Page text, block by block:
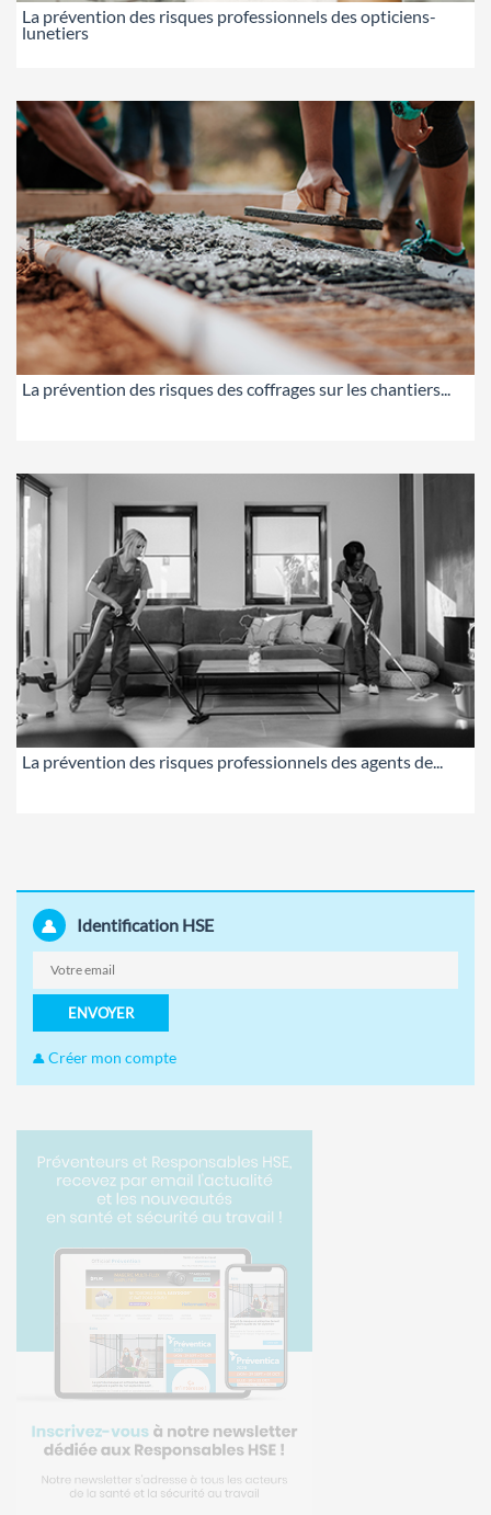
La prévention des risques professionnels des opticiens-
lunetiers
La prévention des risques des coffrages sur les chantiers...
La prévention des risques professionnels des agents de...
Identification HSE
ENVOYER
Créer mon compte